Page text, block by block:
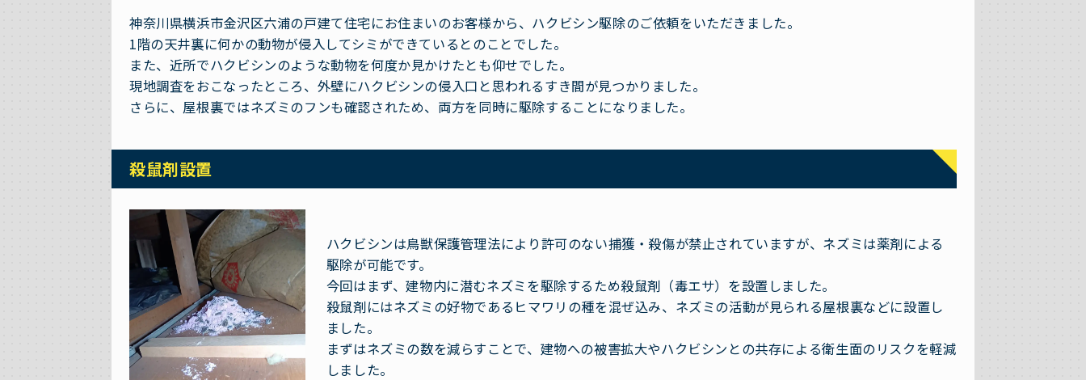
神奈川県横浜市金沢区六浦の戸建て住宅にお住まいのお客様から、ハクビシン駆除のご依頼をいただきました。
1階の天井裏に何かの動物が侵入してシミができているとのことでした。
また、近所でハクビシンのような動物を何度か見かけたとも仰せでした。
現地調査をおこなったところ、外壁にハクビシンの侵入口と思われるすき間が見つかりました。
さらに、屋根裏ではネズミのフンも確認されため、両方を同時に駆除することになりました。
殺鼠剤設置
ハクビシンは鳥獣保護管理法により許可のない捕獲・殺傷が禁止されていますが、ネズミは薬剤による
駆除が可能です。
今回はまず、建物内に潜むネズミを駆除するため殺鼠剤（毒エサ）を設置しました。
殺鼠剤にはネズミの好物であるヒマワリの種を混ぜ込み、ネズミの活動が見られる屋根裏などに設置し
ました。
まずはネズミの数を減らすことで、建物への被害拡大やハクビシンとの共存による衛生面のリスクを軽減
しました。